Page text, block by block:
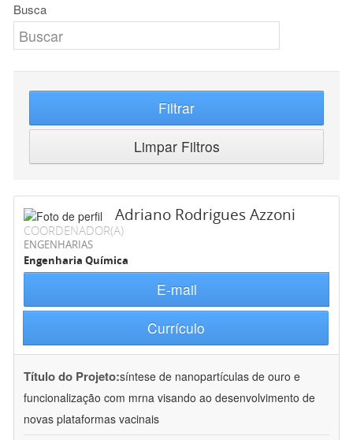
Busca
Filtrar
Limpar Filtros
Adriano Rodrigues Azzoni
COORDENADOR(A)
ENGENHARIAS
Engenharia Química
E-mail
Currículo
Título do Projeto:síntese de nanopartículas de ouro e
funcionalização com mrna visando ao desenvolvimento de
novas plataformas vacinais